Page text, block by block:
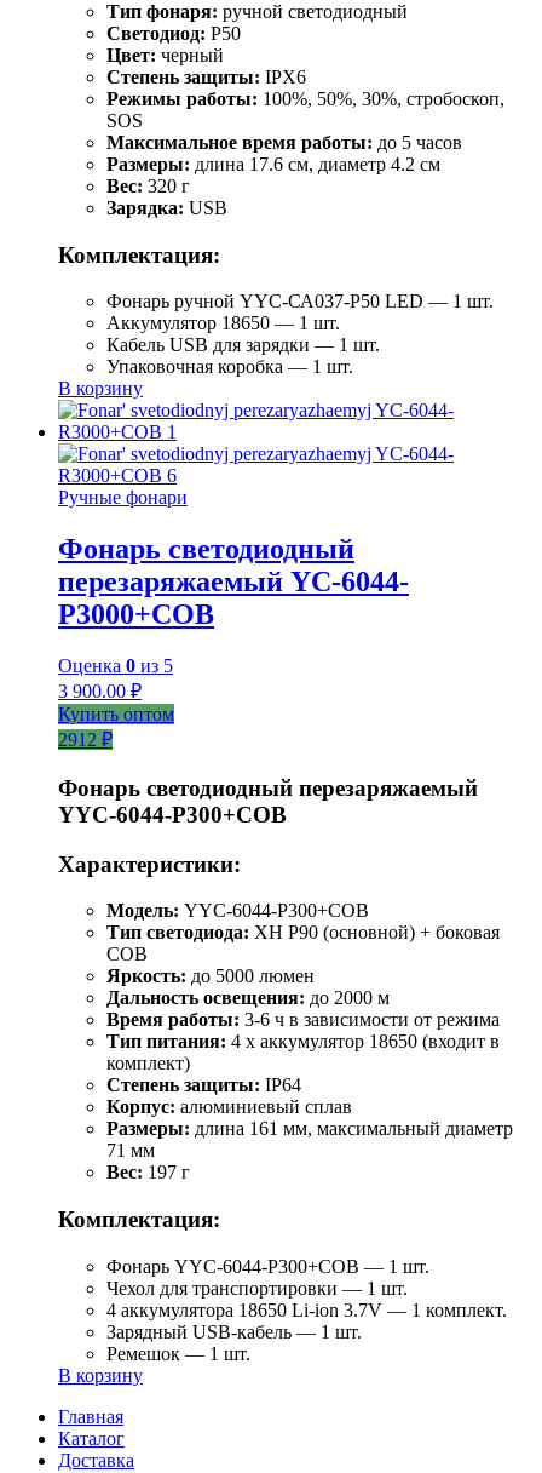
Тип фонаря: ручной светодиодный
Светодиод: P50
Цвет: черный
Степень защиты: IPX6
Режимы работы: 100%, 50%, 30%, стробоскоп,
SOS
Максимальное время работы: до 5 часов
Размеры: длина 17.6 см, диаметр 4.2 см
Вес: 320 г
Зарядка: USB
Комплектация:
Фонарь ручной YYC-СА037-Р50 LED — 1 шт.
Аккумулятор 18650 — 1 шт.
Кабель USB для зарядки — 1 шт.
Упаковочная коробка — 1 шт.
В корзину
Ручные фонари
Фонарь светодиодный
перезаряжаемый YC-6044-
Р3000+COB
Оценка 0 из 5
3 900.00 ₽
Купить оптом
2912 ₽
Фонарь светодиодный перезаряжаемый
YYC-6044-P300+COB
Характеристики:
Модель: YYC-6044-P300+COB
Тип светодиода: XH P90 (основной) + боковая
COB
Яркость: до 5000 люмен
Дальность освещения: до 2000 м
Время работы: 3-6 ч в зависимости от режима
Тип питания: 4 x аккумулятор 18650 (входит в
комплект)
Степень защиты: IP64
Корпус: алюминиевый сплав
Размеры: длина 161 мм, максимальный диаметр
71 мм
Вес: 197 г
Комплектация:
Фонарь YYC-6044-P300+COB — 1 шт.
Чехол для транспортировки — 1 шт.
4 аккумулятора 18650 Li-ion 3.7V — 1 комплект.
Зарядный USB-кабель — 1 шт.
Ремешок — 1 шт.
В корзину
Главная
Каталог
Доставка